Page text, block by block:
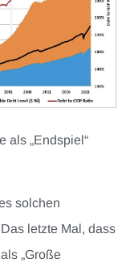
als „Endspiel“
solchen
letzte Mal, dass
„Große